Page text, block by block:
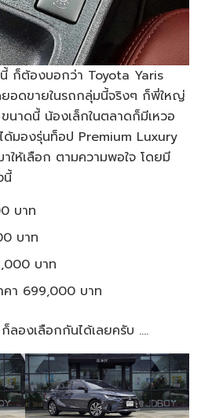
ก็ต้องบอกว่า Toyota Yaris
อดขายในรถกลุ่มนี้จริงๆ ก็พี่ใหญ่
นาดนี้ น้องเล็กในตลาดก็มีเหวอ
ด้มองรุ่นท็อป Premium Luxury
ให้เลือก ตามความพอใจ โดยมี
นี้
บาท
บาท
บาท
คา 699,000 บาท
ลองเลือกกันได้เลยครับ ….